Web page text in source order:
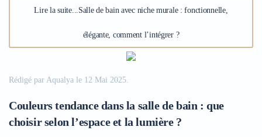
Lire la suite...Salle de bain avec niche murale : fonctionnelle,
élégante, comment l’intégrer ?
Rédigé par Aqualya le 12 Mai 2025.
Couleurs tendance dans la salle de bain : que
choisir selon l’espace et la lumière ?